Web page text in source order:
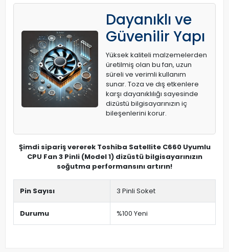
Dayanıklı ve
Güvenilir Yapı
Yüksek kaliteli malzemelerden
üretilmiş olan bu fan, uzun
süreli ve verimli kullanım
sunar. Toza ve dış etkenlere
karşı dayanıklılığı sayesinde
dizüstü bilgisayarınızın iç
bileşenlerini korur.
Şimdi sipariş vererek Toshiba Satellite C660 Uyumlu
CPU Fan 3 Pinli (Model 1) dizüstü bilgisayarınızın
soğutma performansını artırın!
Pin Sayısı 3 Pinli Soket
Durumu %100 Yeni